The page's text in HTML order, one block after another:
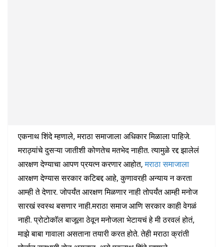
एकनाथ शिंदे म्हणाले, मराठा समाजाला अधिकार मिळाला पाहिजे.
मराठ्यांचे दुसऱ्या जातीशी कोणतेच मतभेद नाहीत. त्यामुळे रद्द झालेलं
आरक्षण देण्याचा आपण प्रयत्न करणार आहोत,मराठा समाजाला
आरक्षण देण्यास सरकार कटिबद्द आहे, कुणावरही अन्याय न करता
आम्ही ते देणार. जोपर्यंत आरक्षण मिळणार नाही तोपर्यंत आम्ही मनोज
सारखं स्वस्थ बसणार नाही.मराठा समाज आणि सरकार काही वेगळं
नाही. प्रोटोकॉल बाजूला ठेवून मनोजला भेटायचं हे मी ठरवलं होतं,
माझे बाबा गावाला असताना तयारी करत होते. तेही मराठा क्रांती